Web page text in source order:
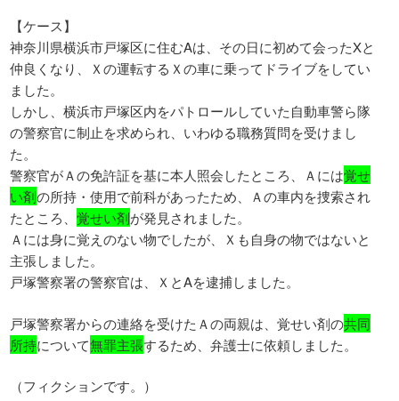
【ケース】
神奈川県横浜市戸塚区に住むAは、その日に初めて会ったXと
仲良くなり、Ｘの運転するＸの車に乗ってドライブをしてい
ました。
しかし、横浜市戸塚区内をパトロールしていた自動車警ら隊
の警察官に制止を求められ、いわゆる職務質問を受けまし
た。
警察官がＡの免許証を基に本人照会したところ、Ａには覚せ
い剤の所持・使用で前科があったため、Ａの車内を捜索され
たところ、覚せい剤が発見されました。
Ａには身に覚えのない物でしたが、Ｘも自身の物ではないと
主張しました。
戸塚警察署の警察官は、ＸとAを逮捕しました。
戸塚警察署からの連絡を受けたＡの両親は、覚せい剤の共同
所持について無罪主張するため、弁護士に依頼しました。
（フィクションです。）